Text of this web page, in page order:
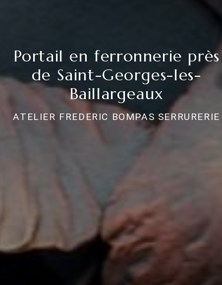
Portail en ferronnerie près
de Saint-Georges-les-
Baillargeaux
ATELIER FREDERIC BOMPAS SERRURERIE